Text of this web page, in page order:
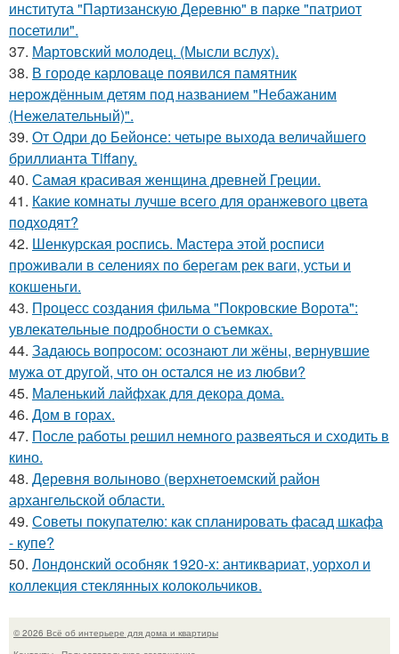
института "Партизанскую Деревню" в парке "патриот
посетили".
37. Мартовский молодец. (Мысли вслух).
38. В городе карловаце появился памятник
нерождённым детям под названием "Небажаним
(Нежелательный)".
39. От Одри до Бейонсе: четыре выхода величайшего
бриллианта Tiffany.
40. Самая красивая женщина древней Греции.
41. Какие комнаты лучше всего для оранжевого цвета
подходят?
42. Шенкурская роспись. Мастера этой росписи
проживали в селениях по берегам рек ваги, устьи и
кокшеньги.
43. Процесс создания фильма "Покровские Ворота":
увлекательные подробности о съемках.
44. Задаюсь вопросом: осознают ли жёны, вернувшие
мужа от другой, что он остался не из любви?
45. Маленький лайфхак для декора дома.
46. Дом в горах.
47. После работы решил немного развеяться и сходить в
кино.
48. Деревня волыново (верхнетоемский район
архангельской области.
49. Советы покупателю: как спланировать фасад шкафа
- купе?
50. Лондонский особняк 1920-х: антиквариат, уорхол и
коллекция стеклянных колокольчиков.
© 2026 Всё об интерьере для дома и квартиры